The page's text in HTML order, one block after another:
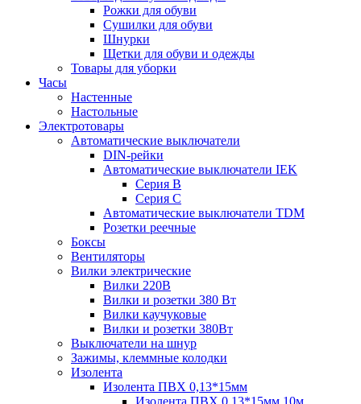
Рожки для обуви
Сушилки для обуви
Шнурки
Щетки для обуви и одежды
Товары для уборки
Часы
Настенные
Настольные
Электротовары
Автоматические выключатели
DIN-рейки
Автоматические выключатели IEK
Серия B
Серия С
Автоматические выключатели TDM
Розетки реечные
Боксы
Вентиляторы
Вилки электрические
Вилки 220В
Вилки и розетки 380 Вт
Вилки каучуковые
Вилки и розетки 380Вт
Выключатели на шнур
Зажимы, клеммные колодки
Изолента
Изолента ПВХ 0,13*15мм
Изолента ПВХ 0,13*15мм 10м